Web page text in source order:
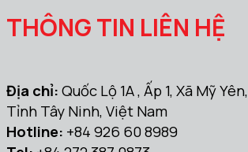
THÔNG TIN LIÊN HỆ
Địa chỉ:Quốc Lộ 1A , Ấp 1, Xã Mỹ Yên,
Tỉnh Tây Ninh, Việt Nam
Hotline: +84 926 60 8989